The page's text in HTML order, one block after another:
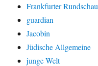
Frankfurter Rundschau
guardian
Jacobin
Jüdische Allgemeine
junge Welt